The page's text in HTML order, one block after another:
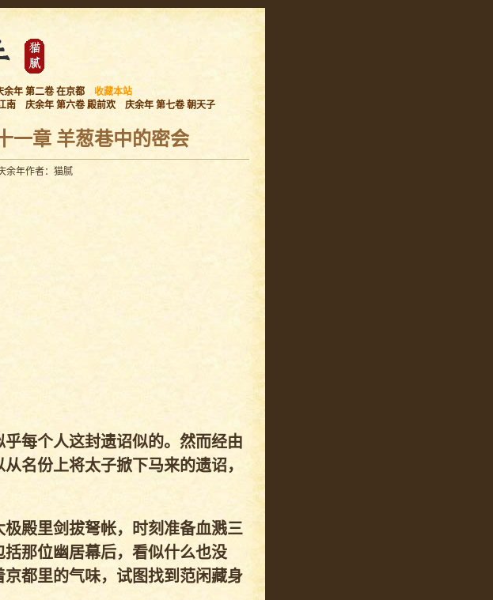
余年 第二卷 在京都
收藏本站
南 庆余年 第六卷 殿前欢 庆余年 第七卷 朝天子
一章 羊葱巷中的密会
余年作者：猫腻
每个人这封遗诏似的。然而经由
名份上将太子掀下马来的遗诏，
殿里剑拔弩帐，时刻准备血溅三
那位幽居幕后，看似什么也没
都里的气味，试图找到范闲藏身